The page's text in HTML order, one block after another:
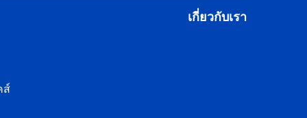
เกี่ยวกับเรา
ส์